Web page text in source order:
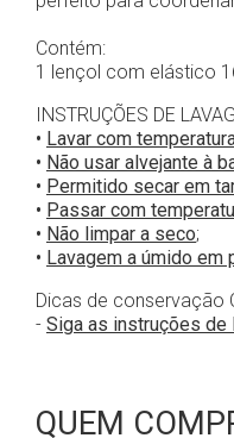
Contém:
1 lençol com elástico
INSTRUÇÕES DE
• Lavar com
• Não usar alvejante à
• Permitido secar em
• Passar com
• Não limpar a seco;
• Lavagem a úmido em
Dicas de conservação
- Siga as instruções de
QUEM